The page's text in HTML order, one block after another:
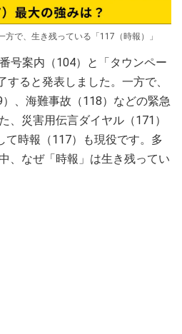
で、生き残っている「117（時報）」
号案内（104）と「タウンペー
すると発表しました。一方で、
、海難事故（118）などの緊急
、災害用伝言ダイヤル（171）
て時報（117）も現役です。多
、なぜ「時報」は生き残ってい